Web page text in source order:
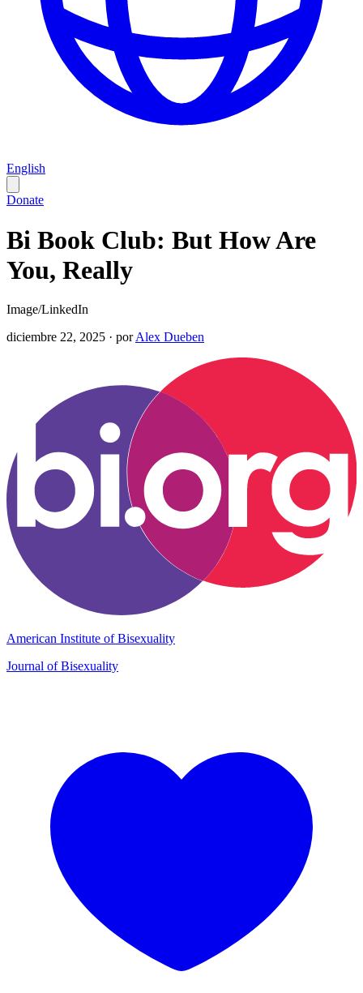
English
Donate
Bi Book Club: But How Are
You, Really
Image/LinkedIn
diciembre 22, 2025 · porAlex Dueben
American Institute of Bisexuality
Journal of Bisexuality